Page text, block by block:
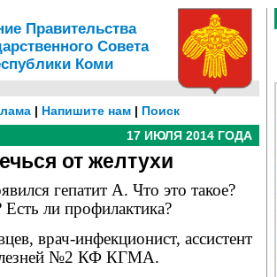
Правительства
Совета
Коми
| Напишите нам | Поиск
17 ИЮЛЯ 2014 ГОДА
от желтухи
гепатит А. Что это такое?
ли профилактика?
врач-инфекционист, ассистент
№2 КФ КГМА.